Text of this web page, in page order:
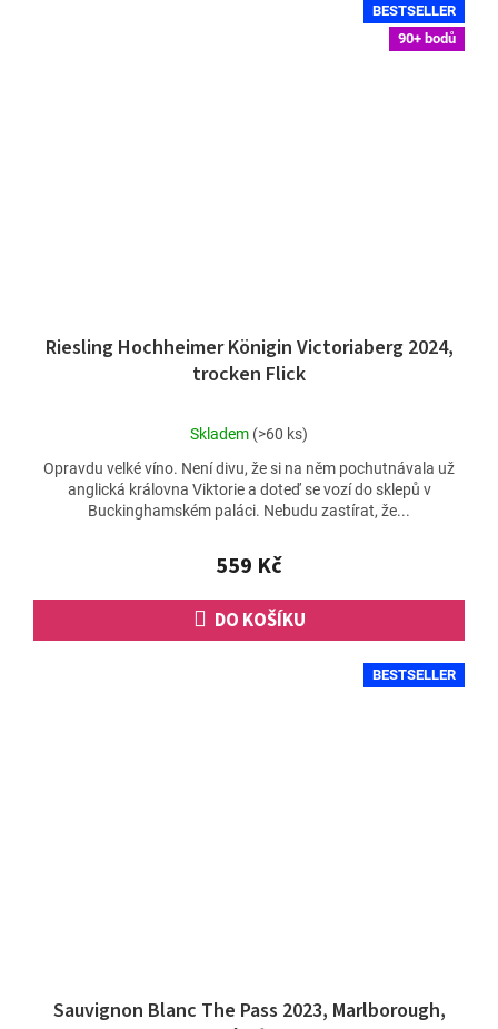
BESTSELLER
90+ bodů
Riesling Hochheimer Königin Victoriaberg 2024,
trocken Flick
Průměrné
produktu
je
4,7
5
hvězdiček.
Skladem (>60 ks)
559 Kč
DO KOŠÍKU
Opravdu velké víno. Není divu, že si na něm pochutnávala už
anglická královna Viktorie a doteď se vozí do sklepů v
Buckinghamském paláci. Nebudu zastírat, že...
BESTSELLER
Sauvignon Blanc The Pass 2023, Marlborough,